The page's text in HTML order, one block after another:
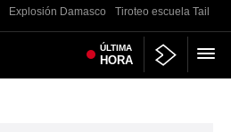
Explosión Damasco Tiroteo escuela
ÚLTIMA
HORA